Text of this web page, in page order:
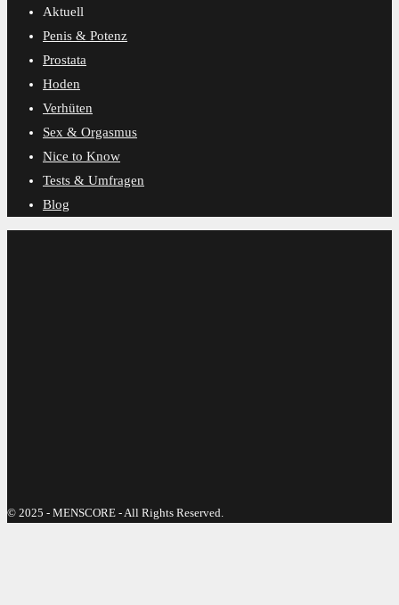
Aktuell
Penis & Potenz
Prostata
Hoden
Verhüten
Sex & Orgasmus
Nice to Know
Tests & Umfragen
Blog
© 2025 - MENSCORE - All Rights Reserved.